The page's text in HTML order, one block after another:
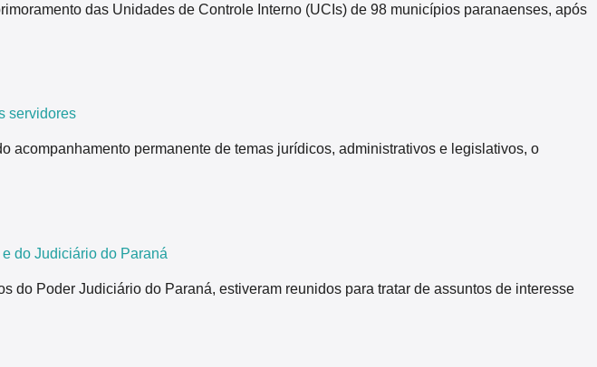
das Unidades de Controle Interno (UCIs) de 98 municípios paranaenses, após
servidores
acompanhamento permanente de temas jurídicos, administrativos e legislativos, o
do Judiciário do Paraná
Poder Judiciário do Paraná, estiveram reunidos para tratar de assuntos de interesse